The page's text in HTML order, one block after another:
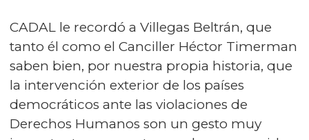
CADAL le recordó a Villegas Beltrán, que
tanto él como el Canciller Héctor Timerman
saben bien, por nuestra propia historia, que
la intervención exterior de los países
democráticos ante las violaciones de
Derechos Humanos son un gesto muy